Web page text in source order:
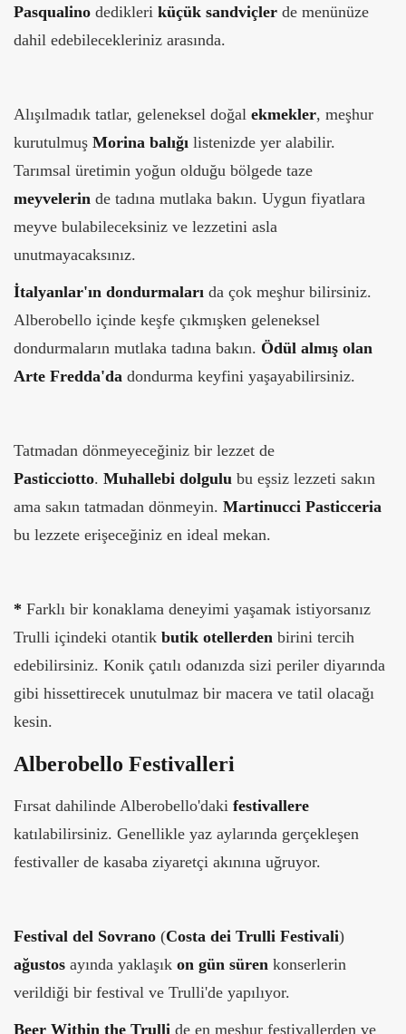
Pasqualino dedikleri küçük sandviçler de menünüze
dahil edebilecekleriniz arasında.
Alışılmadık tatlar, geleneksel doğal ekmekler, meşhur
kurutulmuş Morina balığı listenizde yer alabilir.
Tarımsal üretimin yoğun olduğu bölgede taze
meyvelerin de tadına mutlaka bakın. Uygun fiyatlara
meyve bulabileceksiniz ve lezzetini asla
unutmayacaksınız.
İtalyanlar'ın dondurmaları da çok meşhur bilirsiniz.
Alberobello içinde keşfe çıkmışken geleneksel
dondurmaların mutlaka tadına bakın. Ödül almış olan
Arte Fredda'da dondurma keyfini yaşayabilirsiniz.
Tatmadan dönmeyeceğiniz bir lezzet de
Pasticciotto. Muhallebi dolgulu bu eşsiz lezzeti sakın
ama sakın tatmadan dönmeyin. Martinucci Pasticceria
bu lezzete erişeceğiniz en ideal mekan.
* Farklı bir konaklama deneyimi yaşamak istiyorsanız
Trulli içindeki otantik butik otellerden birini tercih
edebilirsiniz. Konik çatılı odanızda sizi periler diyarında
gibi hissettirecek unutulmaz bir macera ve tatil olacağı
kesin.
Alberobello Festivalleri
Fırsat dahilinde Alberobello'daki festivallere
katılabilirsiniz. Genellikle yaz aylarında gerçekleşen
festivaller de kasaba ziyaretçi akınına uğruyor.
Festival del Sovrano (Costa dei Trulli Festivali)
ağustos ayında yaklaşık on gün süren konserlerin
verildiği bir festival ve Trulli'de yapılıyor.
Beer Within the Trulli de en meşhur festivallerden ve